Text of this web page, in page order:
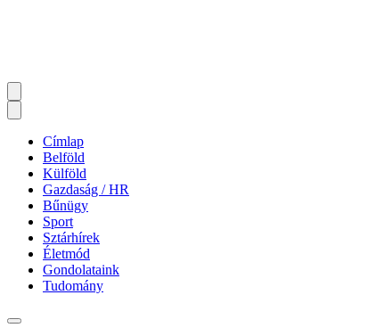
Címlap
Belföld
Külföld
Gazdaság / HR
Bűnügy
Sport
Sztárhírek
Életmód
Gondolataink
Tudomány